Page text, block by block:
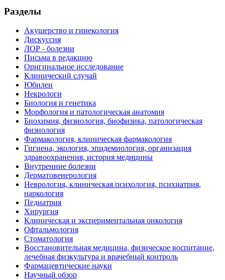
Разделы
Акушерство и гинекология
Дискуссия
ЛОР - болезни
Письма в редакцию
Оригинальное исследование
Клинический случай
Юбилеи
Некрологи
Биология и генетика
Морфология и патологическая анатомия
Биохимия, физиология, биофизика, патологическая
физиология
Фармакология, клиническая фармакология
Гигиена, экология, эпидемиология, организация
здравоохранения, история медицины
Внутренние болезни
Дерматовенерология
Неврология, клиническая психология, психиатрия,
наркология
Педиатрия
Хирургия
Клиническая и экспериментальная онкология
Офтальмология
Стоматология
Восстановительная медицина, физическое воспитание,
лечебная физкультура и врачебный контроль
Фармацевтические науки
Научный обзор